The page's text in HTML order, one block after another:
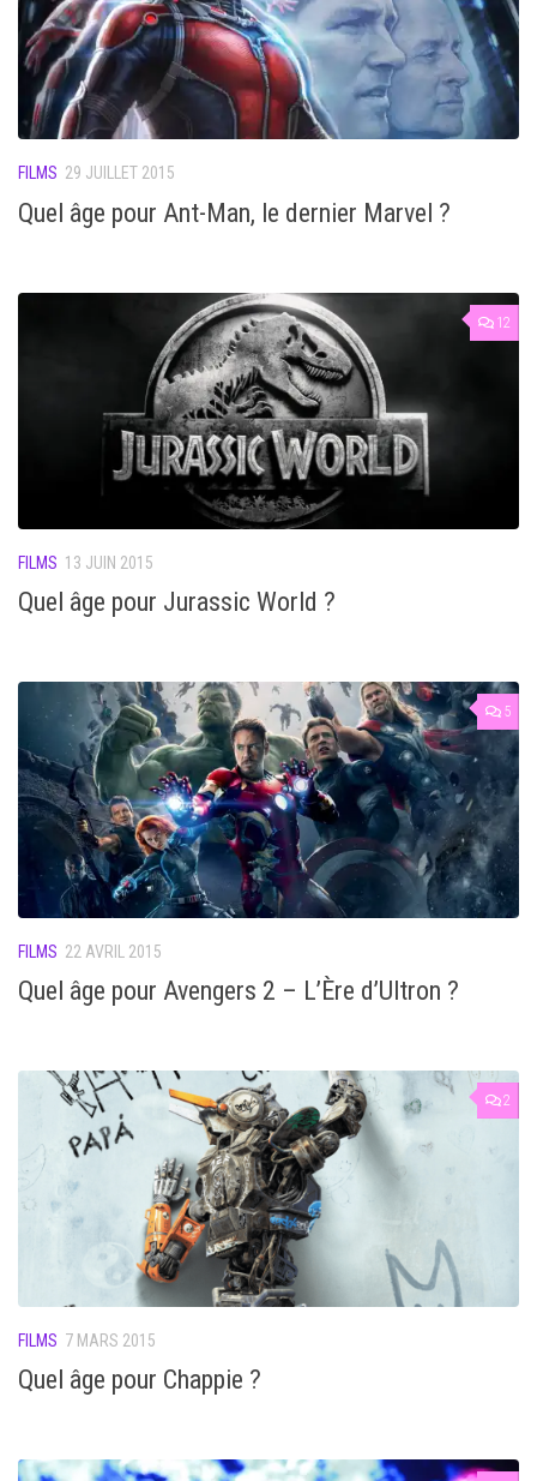
FILMS 29 JUILLET 2015
Quel âge pour Ant-Man, le dernier Marvel ?
12
FILMS 13 JUIN 2015
Quel âge pour Jurassic World ?
5
FILMS 22 AVRIL 2015
Quel âge pour Avengers 2 – L’Ère d’Ultron ?
2
FILMS 7 MARS 2015
Quel âge pour Chappie ?